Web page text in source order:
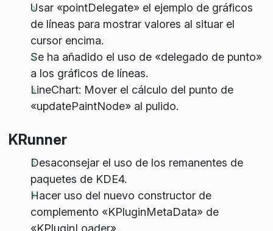
Usar «pointDelegate» el ejemplo de gráficos
de líneas para mostrar valores al situar el
cursor encima.
Se ha añadido el uso de «delegado de punto»
a los gráficos de líneas.
LineChart: Mover el cálculo del punto de
«updatePaintNode» al pulido.
KRunner
Desaconsejar el uso de los remanentes de
paquetes de KDE4.
Hacer uso del nuevo constructor de
complemento «KPluginMetaData» de
«KPluginLoader».